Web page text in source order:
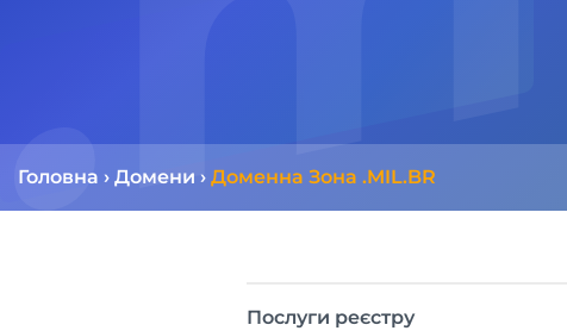
Головна › Домени › Доменна Зона .MIL.BR
Послуги реєстру